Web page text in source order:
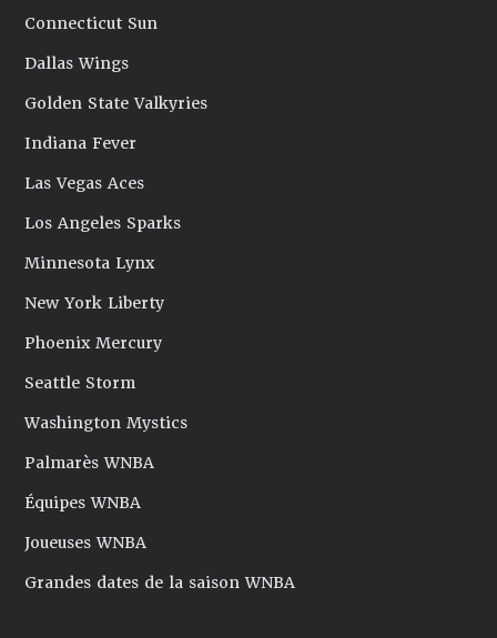
Connecticut Sun
Dallas Wings
Golden State Valkyries
Indiana Fever
Las Vegas Aces
Los Angeles Sparks
Minnesota Lynx
New York Liberty
Phoenix Mercury
Seattle Storm
Washington Mystics
Palmarès WNBA
Équipes WNBA
Joueuses WNBA
Grandes dates de la saison WNBA